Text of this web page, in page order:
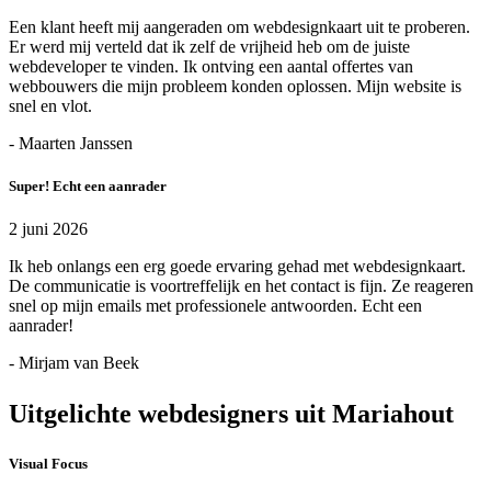
Een klant heeft mij aangeraden om webdesignkaart uit te proberen.
Er werd mij verteld dat ik zelf de vrijheid heb om de juiste
webdeveloper te vinden. Ik ontving een aantal offertes van
webbouwers die mijn probleem konden oplossen. Mijn website is
snel en vlot.
- Maarten Janssen
Super! Echt een aanrader
2 juni 2026
Ik heb onlangs een erg goede ervaring gehad met webdesignkaart.
De communicatie is voortreffelijk en het contact is fijn. Ze reageren
snel op mijn emails met professionele antwoorden. Echt een
aanrader!
- Mirjam van Beek
Uitgelichte webdesigners uit Mariahout
Visual Focus